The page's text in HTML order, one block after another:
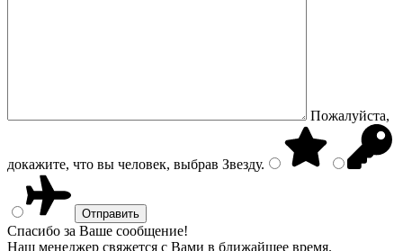
Пожалуйста,
докажите, что вы человек, выбрав Звезду.
Спасибо за Ваше сообщение!
Наш менеджер свяжется с Вами в ближайшее время.